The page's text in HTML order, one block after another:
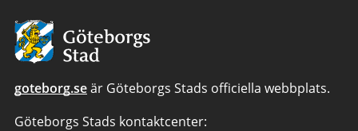
Avsändare:
Göteborgs
Stad
goteborg.seär Göteborgs Stads officiella webbplats.
Göteborgs Stads kontaktcenter: